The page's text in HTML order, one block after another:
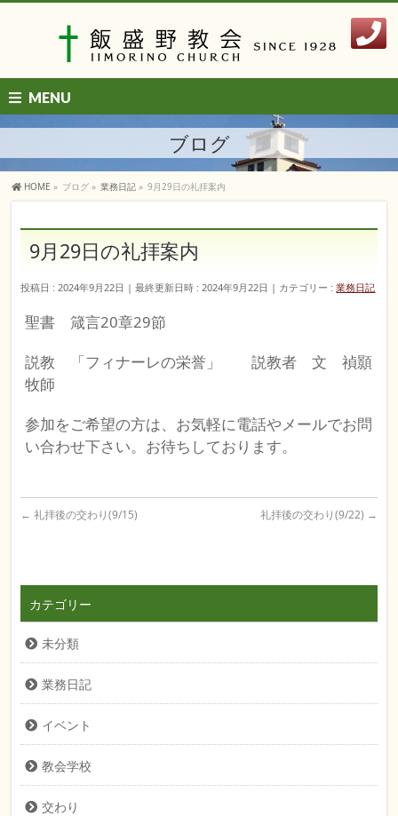
MENU
ブログ
HOME » ブログ » 業務日記 » 9月29日の礼拝案内
9月29日の礼拝案内
投稿日 : 2024年9月22日 最終更新日時 : 2024年9月22日 カテゴリー :業務日記
聖書 箴言20章29節
説教 「フィナーレの栄誉」 説教者 文 禎顥
牧師
参加をご希望の方は、お気軽に電話やメールでお問
い合わせ下さい。お待ちしております。
← 礼拝後の交わり(9/15) 礼拝後の交わり(9/22) →
カテゴリー
未分類
業務日記
イベント
教会学校
交わり